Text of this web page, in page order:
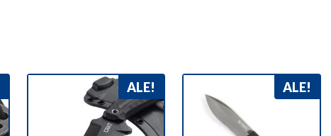
ALE! ALE!